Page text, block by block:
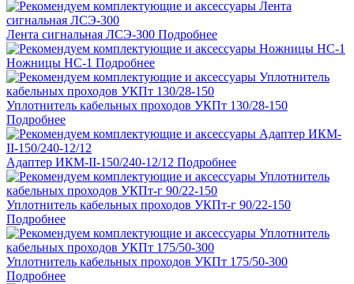
Лента сигнальная ЛСЭ-300 Подробнее
Ножницы НС-1 Подробнее
Уплотнитель кабельных проходов УКПт 130/28-150
Подробнее
Адаптер ИКМ-II-150/240-12/12 Подробнее
Уплотнитель кабельных проходов УКПт-г 90/22-150
Подробнее
Уплотнитель кабельных проходов УКПт 175/50-300
Подробнее